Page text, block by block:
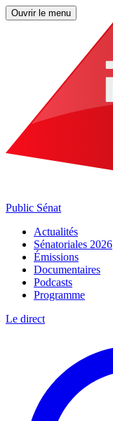
Ouvrir le menu
Public Sénat
Actualités
Sénatoriales 2026
Émissions
Documentaires
Podcasts
Programme
Le direct